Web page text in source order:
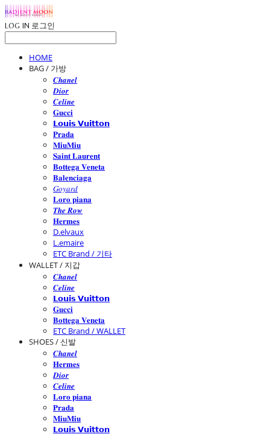
LOG IN 로그인
HOME
BAG / 가방
𝑪𝒉𝒂𝒏𝒆𝒍
𝑫𝒊𝒐𝒓
𝑪𝒆𝒍𝒊𝒏𝒆
𝐆𝐮𝐜𝐜𝐢
𝗟𝗼𝘂𝗶𝘀 𝗩𝘂𝗶𝘁𝘁𝗼𝗻
𝐏𝐫𝐚𝐝𝐚
𝐌𝐢𝐮𝐌𝐢𝐮
𝐒𝐚𝐢𝐧𝐭 𝐋𝐚𝐮𝐫𝐞𝐧𝐭
𝐁𝐨𝐭𝐭𝐞𝐠𝐚 𝐕𝐞𝐧𝐞𝐭𝐚
𝐁𝐚𝐥𝐞𝐧𝐜𝐢𝐚𝐠𝐚
𝐺𝑜𝑦𝑎𝑟𝑑
𝐋𝐨𝐫𝐨 𝐩𝐢𝐚𝐧𝐚
𝑻𝒉𝒆 𝑹𝒐𝒘
𝐇𝐞𝐫𝐦𝐞𝐬
D.elvaux
L.emaire
ETC Brand / 기타
WALLET / 지갑
𝑪𝒉𝒂𝒏𝒆𝒍
𝑪𝒆𝒍𝒊𝒏𝒆
𝗟𝗼𝘂𝗶𝘀 𝗩𝘂𝗶𝘁𝘁𝗼𝗻
𝐆𝐮𝐜𝐜𝐢
𝐁𝐨𝐭𝐭𝐞𝐠𝐚 𝐕𝐞𝐧𝐞𝐭𝐚
ETC Brand / WALLET
SHOES / 신발
𝑪𝒉𝒂𝒏𝒆𝒍
𝐇𝐞𝐫𝐦𝐞𝐬
𝑫𝒊𝒐𝒓
𝑪𝒆𝒍𝒊𝒏𝒆
𝐋𝐨𝐫𝐨 𝐩𝐢𝐚𝐧𝐚
𝐏𝐫𝐚𝐝𝐚
𝐌𝐢𝐮𝐌𝐢𝐮
𝗟𝗼𝘂𝗶𝘀 𝗩𝘂𝗶𝘁𝘁𝗼𝗻